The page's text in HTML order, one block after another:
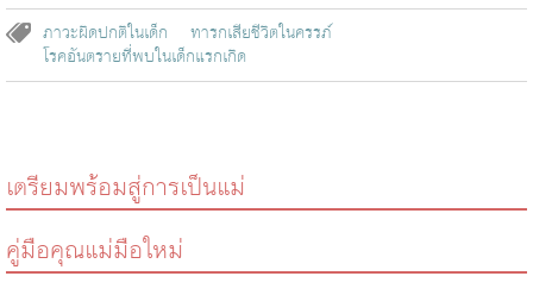
ภาวะผิดปกติในเด็ก
ทารกเสียชีวิตในครรภ์
โรคอันตรายที่พบในเด็กแรกเกิด
เตรียมพร้อมสู่การเป็นแม่
คู่มือคุณแม่มือใหม่